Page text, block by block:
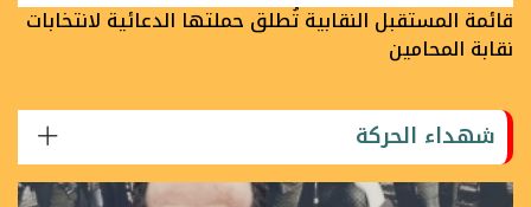
قائمة المستقبل النقابية تُطلق حملتها الدعائية لانتخابات
نقابة المحامين
شهداء الحركة